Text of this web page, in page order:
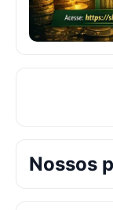
Nossos